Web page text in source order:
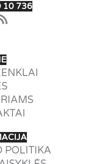
10 736
Feed
POLITIKA